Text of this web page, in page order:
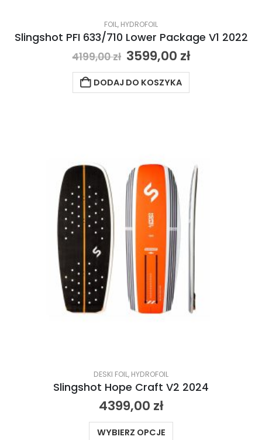
FOIL, HYDROFOIL
Slingshot PFI 633/710 Lower Package V1 2022
4199,00zł 3599,00 zł
DODAJ DO KOSZYKA
DESKI FOIL, HYDROFOIL
Slingshot Hope Craft V2 2024
4399,00 zł
WYBIERZ OPCJE